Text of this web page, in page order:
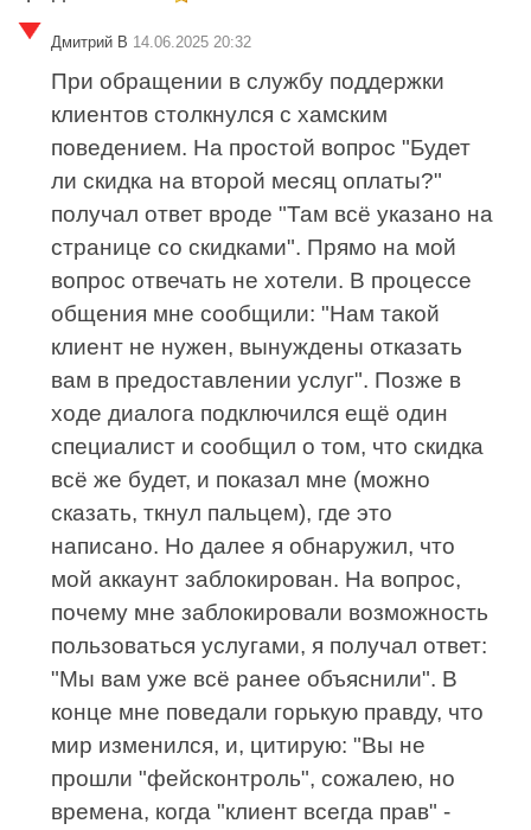
Дмитрий В 14.06.2025 20:32
При обращении в службу поддержки
клиентов столкнулся с хамским
поведением. На простой вопрос "Будет
ли скидка на второй месяц оплаты?"
получал ответ вроде "Там всё указано на
странице со скидками". Прямо на мой
вопрос отвечать не хотели. В процессе
общения мне сообщили: "Нам такой
клиент не нужен, вынуждены отказать
вам в предоставлении услуг". Позже в
ходе диалога подключился ещё один
специалист и сообщил о том, что скидка
всё же будет, и показал мне (можно
сказать, ткнул пальцем), где это
написано. Но далее я обнаружил, что
мой аккаунт заблокирован. На вопрос,
почему мне заблокировали возможность
пользоваться услугами, я получал ответ:
"Мы вам уже всё ранее объяснили". В
конце мне поведали горькую правду, что
мир изменился, и, цитирую: "Вы не
прошли "фейсконтроль", сожалею, но
времена, когда "клиент всегда прав" -